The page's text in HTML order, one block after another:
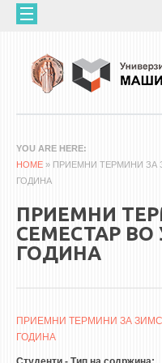
Skip to main content
ЗА НАС
60 ГОДИНИ МФ
ОРГАНИЗАЦИЈА
МАШИНСКО
АПЛИКАТИВНА ДЕЈНОСТ
ERASMUS+
QIM-SEE
YOU ARE HERE
HOME » ПРИЕМНИ ТЕРМИНИ ЗА
ГОДИНА
ПРИЕМНИ
СЕМЕСТАР ВО
ГОДИНА
ПРИЕМНИ ТЕРМИНИ ЗА
ГОДИНА